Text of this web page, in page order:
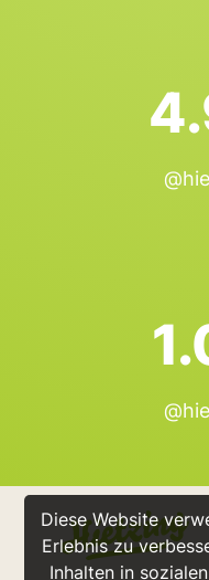
Diese Website
Erlebnis zu
Inhalten in